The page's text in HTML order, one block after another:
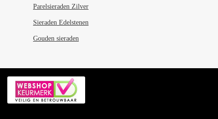
Parelsieraden Zilver
Sieraden Edelstenen
Gouden sieraden